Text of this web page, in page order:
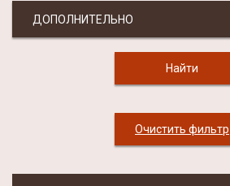
ДОПОЛНИТЕЛЬНО
Очистить фильтр